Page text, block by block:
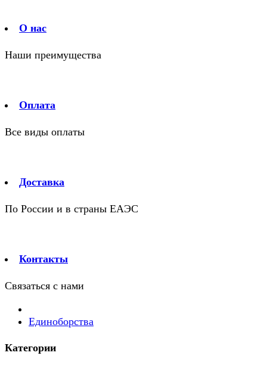
О нас
Наши преимущества
Оплата
Все виды оплаты
Доставка
По России и в страны ЕАЭС
Контакты
Связаться с нами
Единоборства
Категории